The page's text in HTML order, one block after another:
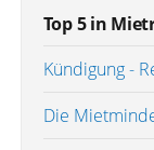
Top 5 in
Kündigung -
Die